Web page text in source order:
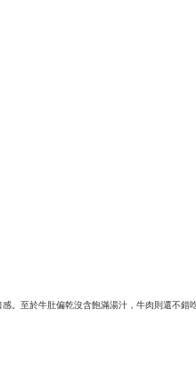
。 至於牛肚偏乾沒含飽滿湯汁，牛肉則還不錯